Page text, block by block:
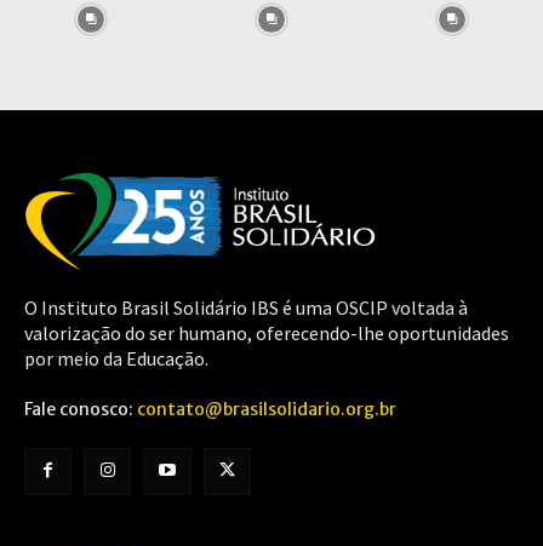
O Instituto Brasil Solidário IBS é uma OSCIP voltada à
valorização do ser humano, oferecendo-lhe oportunidades
por meio da Educação.
Fale conosco: contato@brasilsolidario.org.br